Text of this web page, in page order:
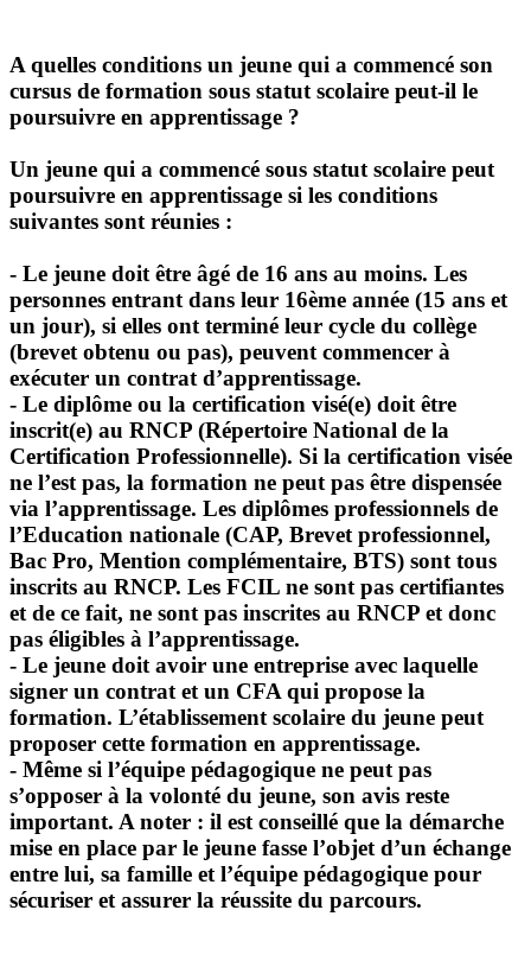
A quelles conditions un jeune qui a commencé son
cursus de formation sous statut scolaire peut-il le
poursuivre en apprentissage ?
Un jeune qui a commencé sous statut scolaire peut
poursuivre en apprentissage si les conditions
suivantes sont réunies :
- Le jeune doit être âgé de 16 ans au moins. Les
personnes entrant dans leur 16ème année (15 ans et
un jour), si elles ont terminé leur cycle du collège
(brevet obtenu ou pas), peuvent commencer à
exécuter un contrat d’apprentissage.
- Le diplôme ou la certification visé(e) doit être
inscrit(e) au RNCP (Répertoire National de la
Certification Professionnelle). Si la certification visée
ne l’est pas, la formation ne peut pas être dispensée
via l’apprentissage. Les diplômes professionnels de
l’Education nationale (CAP, Brevet professionnel,
Bac Pro, Mention complémentaire, BTS) sont tous
inscrits au RNCP. Les FCIL ne sont pas certifiantes
et de ce fait, ne sont pas inscrites au RNCP et donc
pas éligibles à l’apprentissage.
- Le jeune doit avoir une entreprise avec laquelle
signer un contrat et un CFA qui propose la
formation. L’établissement scolaire du jeune peut
proposer cette formation en apprentissage.
- Même si l’équipe pédagogique ne peut pas
s’opposer à la volonté du jeune, son avis reste
important. A noter : il est conseillé que la démarche
mise en place par le jeune fasse l’objet d’un échange
entre lui, sa famille et l’équipe pédagogique pour
sécuriser et assurer la réussite du parcours.